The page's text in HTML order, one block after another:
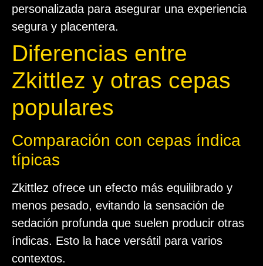
personalizada para asegurar una experiencia
segura y placentera.
Diferencias entre
Zkittlez y otras cepas
populares
Comparación con cepas índica
típicas
Zkittlez ofrece un efecto más equilibrado y
menos pesado, evitando la sensación de
sedación profunda que suelen producir otras
índicas. Esto la hace versátil para varios
contextos.